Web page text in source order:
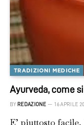
TRADIZIONI MEDICHE
Ayurveda, come
BY REDAZIONE 16 APRILE
E’ piuttosto